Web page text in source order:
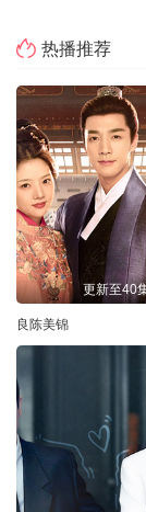
热播推荐
更新至40
良陈美锦